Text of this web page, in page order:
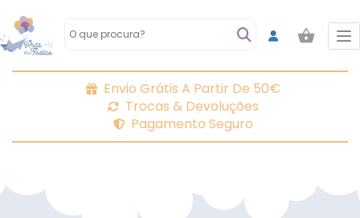
Envio Grátis A Partir De 50€
Trocas & Devoluções
Pagamento Seguro